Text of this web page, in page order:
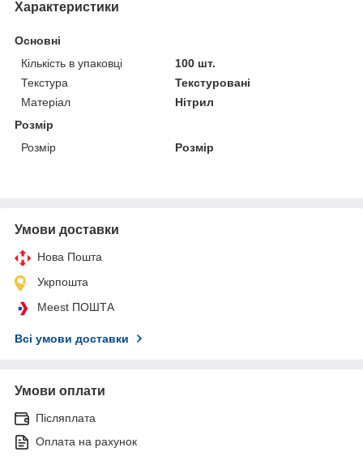
Характеристики
Основні
Кількість в упаковці
100 шт.
Текстура
Текстуровані
Матеріал
Нітрил
Розмір
Розмір
Розмір
Умови доставки
Нова Пошта
Укрпошта
Meest ПОШТА
Всі умови доставки
Умови оплати
Післяплата
Оплата на рахунок